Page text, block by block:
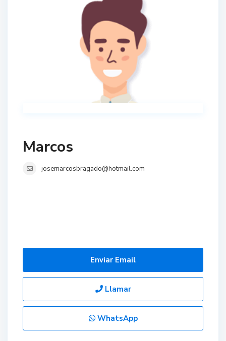
Marcos
josemarcosbragado@hotmail.com
Enviar Email
Llamar
WhatsApp